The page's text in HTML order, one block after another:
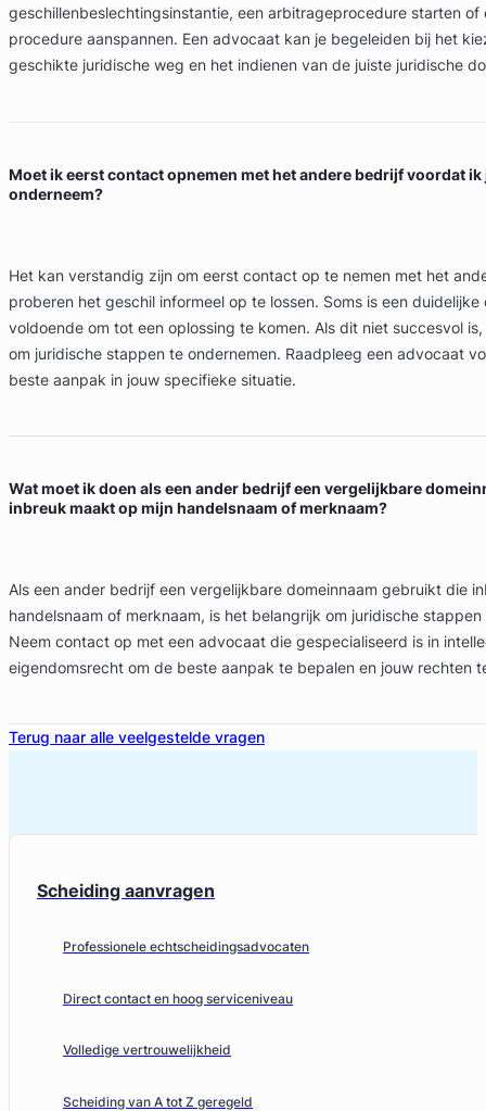
geschillenbeslechtingsinstantie, een arbitrageprocedure starten of
procedure aanspannen. Een advocaat kan je begeleiden bij het
geschikte juridische weg en het indienen van de juiste juridische
Moet ik eerst contact opnemen met het andere bedrijf voordat
onderneem?
Het kan verstandig zijn om eerst contact op te nemen met het
proberen het geschil informeel op te lossen. Soms is een duidelijke
voldoende om tot een oplossing te komen. Als dit niet succesvol
om juridische stappen te ondernemen. Raadpleeg een advocaat
beste aanpak in jouw specifieke situatie.
Wat moet ik doen als een ander bedrijf een vergelijkbare
inbreuk maakt op mijn handelsnaam of merknaam?
Als een ander bedrijf een vergelijkbare domeinnaam gebruikt die
handelsnaam of merknaam, is het belangrijk om juridische
Neem contact op met een advocaat die gespecialiseerd is in
eigendomsrecht om de beste aanpak te bepalen en jouw rechten
Terug naar alle veelgestelde vragen
Scheiding aanvragen
Professionele echtscheidingsadvocaten
Direct contact en hoog serviceniveau
Volledige vertrouwelijkheid
Scheiding van A tot Z geregeld